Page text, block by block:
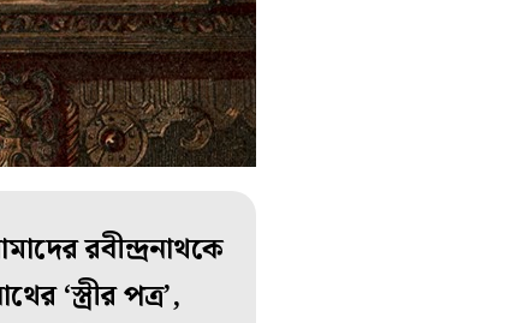
রবীন্দ্রনাথকে
‘স্ত্রীর পত্র’,